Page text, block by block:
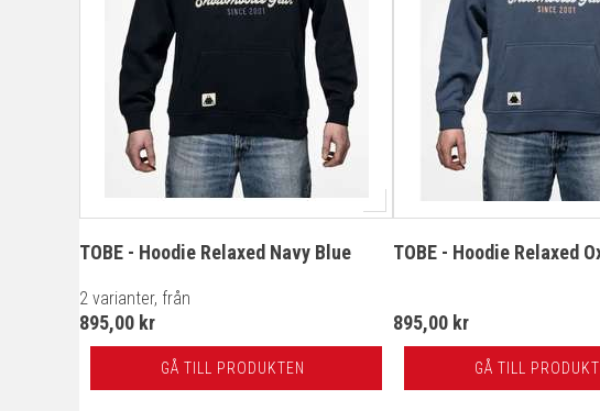
TOBE - Hoodie Relaxed Navy Blue
2 varianter, från
895,00 kr
GÅ TILL PRODUKTEN
TOBE - Hoodie Relaxed
895,00 kr
GÅ TILL